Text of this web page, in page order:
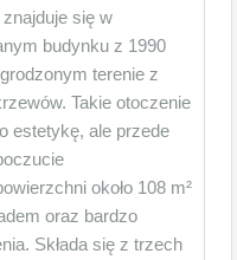
się w
budynku z 1990
terenie z
Takie otoczenie
estetykę, ale przede
około 108 m²
oraz bardzo
Składa się z trzech